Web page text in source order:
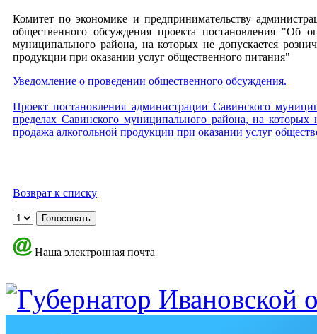
Комитет по экономике и предпринимательству
общественного обсуждения проекта постановления "Об
муниципального района, на которых не допускается
продукции при оказании услуг общественного питания"
Уведомление о проведении общественного обсуждения.
Проект постановления администрации Савинского
пределах Савинского муниципального района, на
продажа алкогольной продукции при оказании услуг
Возврат к списку
Наша электронная почта